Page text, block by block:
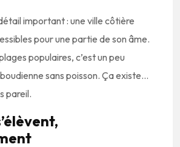
important : une ville côtière
pour une partie de son âme.
populaires, c’est un peu
sans poisson. Ça existe…
pareil.